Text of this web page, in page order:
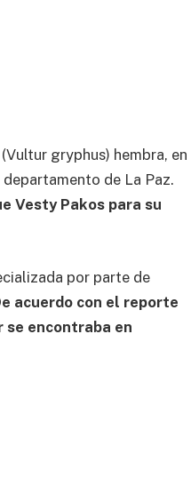
gryphus) hembra, en
de La Paz.
Vesty Pakos para su
por parte de
acuerdo con el reporte
encontraba en